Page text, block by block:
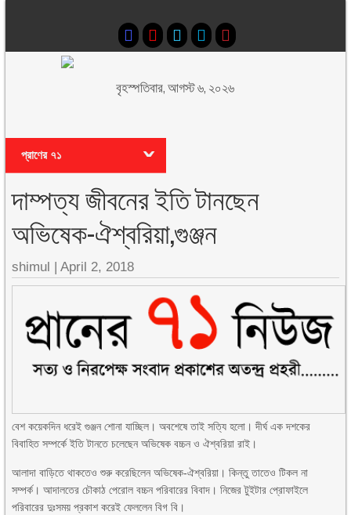
বৃহস্পতিবার, আগস্ট ৬, ২০২৬
প্রাণের ৭১
দাম্পত্য জীবনের ইতি টানছেন
অভিষেক-ঐশ্বরিয়া,গুঞ্জন
shimul |April 2, 2018
বেশ কয়েকদিন ধরেই গুঞ্জন শোনা যাচ্ছিল। অবশেষে তাই সত্যি হলো। দীর্ঘ এক দশকের
বিবাহিত সম্পর্কে ইতি টানতে চলেছেন অভিষেক বচ্চন ও ঐশ্বরিয়া রাই।
আলাদা বাড়িতে থাকতেও শুরু করেছিলেন অভিষেক-ঐশ্বরিয়া। কিন্তু তাতেও টিকল না
সম্পর্ক। আদালতের চৌকাঠ পেরোল বচ্চন পরিবারের বিবাদ। নিজের টুইটার প্রোফাইলে
পরিবারের দুঃসময় প্রকাশ করেই ফেললেন বিগ বি।